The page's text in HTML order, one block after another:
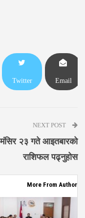
Twitter Email
NEXT POST
२३ गते आइतबारको
राशिफल पढ्नुहोस
More From Author